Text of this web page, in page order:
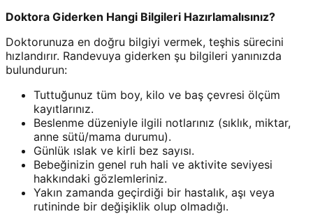
Doktora Giderken Hangi Bilgileri Hazırlamalısınız?
Doktorunuza en doğru bilgiyi vermek, teşhis sürecini
hızlandırır. Randevuya giderken şu bilgileri yanınızda
bulundurun:
Tuttuğunuz tüm boy, kilo ve baş çevresi ölçüm
kayıtlarınız.
Beslenme düzeniyle ilgili notlarınız (sıklık, miktar,
anne sütü/mama durumu).
Günlük ıslak ve kirli bez sayısı.
Bebeğinizin genel ruh hali ve aktivite seviyesi
hakkındaki gözlemleriniz.
Yakın zamanda geçirdiği bir hastalık, aşı veya
rutininde bir değişiklik olup olmadığı.